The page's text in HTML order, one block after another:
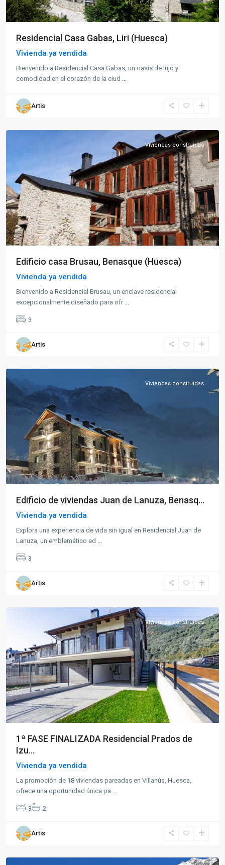
Residencial Casa Gabas, Liri (Huesca)
Vivienda ya vendida
Bienvenido a Residencial Casa Gabas, un oasis de lujo y
comodidad en el corazón de la ciud ...
Artis
Viviendas construidas
Edificio casa Brusau, Benasque (Huesca)
Vivienda ya vendida
Bienvenido a Residencial Brusau, un enclave residencial
excepcionalmente diseñado para ofr ...
3
Artis
Viviendas construidas
Edificio de viviendas Juan de Lanuza, Benasq...
Vivienda ya vendida
Explora una experiencia de vida sin igual en Residencial Juan de
Lanuza, un emblemático ed ...
3
Artis
Viviendas construidas
1ª FASE FINALIZADA Residencial Prados de
Izu...
Vivienda ya vendida
La promoción de 18 viviendas pareadas en Villanúa, Huesca,
ofrece una oportunidad única pa ...
3 2
Artis